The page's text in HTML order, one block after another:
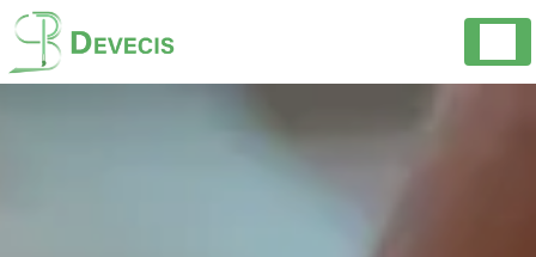
Panneau de gestion des cookies